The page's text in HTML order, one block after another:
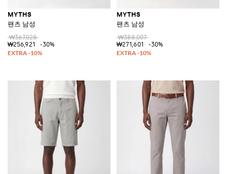
MYTHS
팬츠 남성
₩367,028
₩256,921
-30%
MYTHS
팬츠 남성
₩388,007
₩271,601
-30%